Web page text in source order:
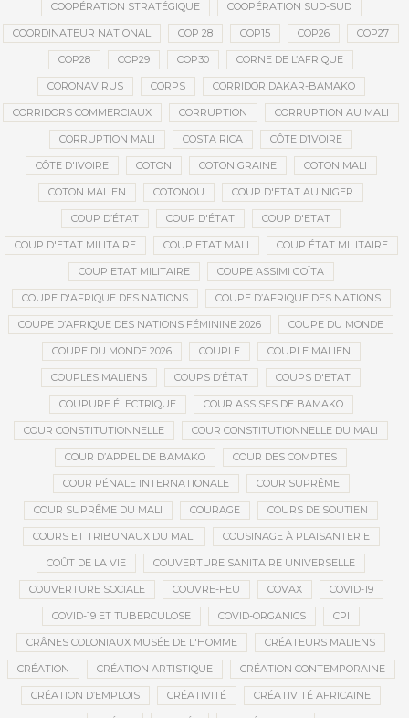
COOPÉRATION STRATÉGIQUE COOPÉRATION SUD-SUD
COORDINATEUR NATIONAL COP 28 COP15 COP26 COP27
COP28 COP29 COP30 CORNE DE L’AFRIQUE
CORONAVIRUS CORPS CORRIDOR DAKAR-BAMAKO
CORRIDORS COMMERCIAUX CORRUPTION CORRUPTION AU MALI
CORRUPTION MALI COSTA RICA CÔTE D’IVOIRE
CÔTE D'IVOIRE COTON COTON GRAINE COTON MALI
COTON MALIEN COTONOU COUP D'ETAT AU NIGER
COUP D’ÉTAT COUP D'ÉTAT COUP D'ETAT
COUP D'ETAT MILITAIRE COUP ETAT MALI COUP ÉTAT MILITAIRE
COUP ETAT MILITAIRE COUPE ASSIMI GOÏTA
COUPE D'AFRIQUE DES NATIONS COUPE D’AFRIQUE DES NATIONS
COUPE D’AFRIQUE DES NATIONS FÉMININE 2026 COUPE DU MONDE
COUPE DU MONDE 2026 COUPLE COUPLE MALIEN
COUPLES MALIENS COUPS D’ÉTAT COUPS D'ETAT
COUPURE ÉLECTRIQUE COUR ASSISES DE BAMAKO
COUR CONSTITUTIONNELLE COUR CONSTITUTIONNELLE DU MALI
COUR D’APPEL DE BAMAKO COUR DES COMPTES
COUR PÉNALE INTERNATIONALE COUR SUPRÊME
COUR SUPRÊME DU MALI COURAGE COURS DE SOUTIEN
COURS ET TRIBUNAUX DU MALI COUSINAGE À PLAISANTERIE
COÛT DE LA VIE COUVERTURE SANITAIRE UNIVERSELLE
COUVERTURE SOCIALE COUVRE-FEU COVAX COVID-19
COVID-19 ET TUBERCULOSE COVID-ORGANICS CPI
CRÂNES COLONIAUX MUSÉE DE L'HOMME CRÉATEURS MALIENS
CRÉATION CRÉATION ARTISTIQUE CRÉATION CONTEMPORAINE
CRÉATION D’EMPLOIS CRÉATIVITÉ CRÉATIVITÉ AFRICAINE